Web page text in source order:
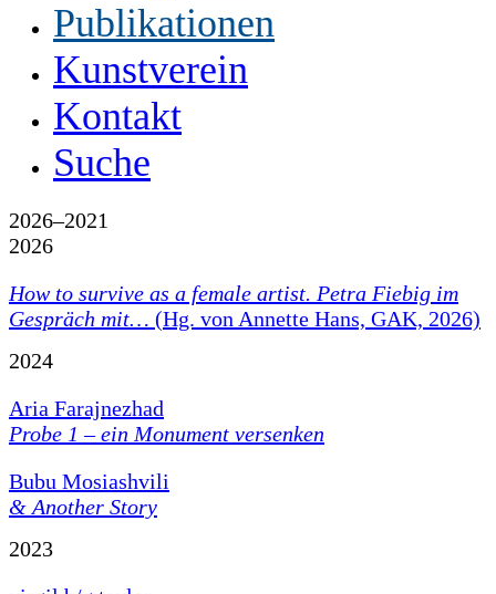
Publikationen
Kunstverein
Kontakt
Suche
2026–2021
2026
How to survive as a female artist. Petra Fiebig im
Gespräch mit… (Hg. von Annette Hans, GAK, 2026)
2024
Aria Farajnezhad
Probe 1 – ein Monument versenken
Bubu Mosiashvili
& Another Story
2023